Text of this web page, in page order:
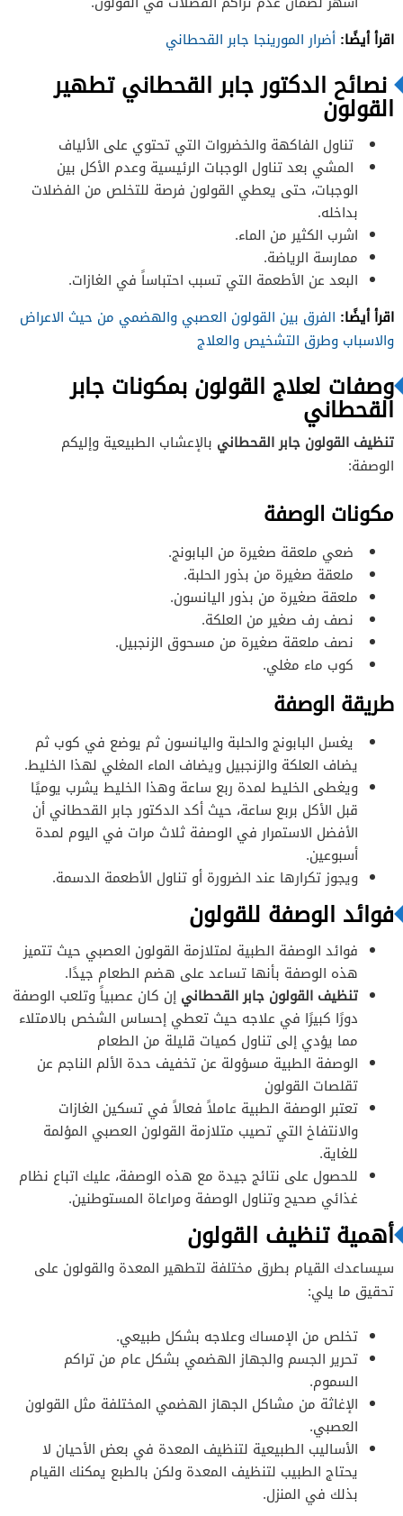
اقرأ أيضًا: أضرار المورينجا جابر القحطاني
نصائح الدكتور جابر القحطاني تطهير
القولون
تناول الفاكهة والخضروات التي تحتوي على الألياف
المشي بعد تناول الوجبات الرئيسية وعدم الأكل بين
الوجبات، حتى يعطي القولون فرصة للتخلص من الفضلات
بداخله.
اشرب الكثير من الماء.
ممارسة الرياضة.
البعد عن الأطعمة التي تسبب احتباساً في الغازات.
اقرأ أيضًا: الفرق بين القولون العصبي والهضمي من حيث الاعراض
والاسباب وطرق التشخيص والعلاج
وصفات لعلاج القولون بمكونات جابر
القحطاني
تنظيف القولون جابر القحطاني بالإعشاب الطبيعية وإليكم
الوصفة:
مكونات الوصفة
ضعي ملعقة صغيرة من البابونج.
ملعقة صغيرة من بذور الحلبة.
ملعقة صغيرة من بذور اليانسون.
نصف رف صغير من العلكة.
نصف ملعقة صغيرة من مسحوق الزنجبيل.
كوب ماء مغلي.
طريقة الوصفة
يغسل البابونج والحلبة واليانسون ثم يوضع في كوب ثم
يضاف العلكة والزنجبيل ويضاف الماء المغلي لهذا الخليط.
ويغطى الخليط لمدة ربع ساعة وهذا الخليط يشرب يوميًا
قبل الأكل بربع ساعة، حيث أكد الدكتور جابر القحطاني أن
الأفضل الاستمرار في الوصفة ثلاث مرات في اليوم لمدة
أسبوعين.
ويجوز تكرارها عند الضرورة أو تناول الأطعمة الدسمة.
فوائد الوصفة للقولون
فوائد الوصفة الطبية لمتلازمة القولون العصبي حيث تتميز
هذه الوصفة بأنها تساعد على هضم الطعام جيدًا.
تنظيف القولون جابر القحطاني إن كان عصبياً وتلعب الوصفة
دورًا كبيرًا في علاجه حيث تعطي إحساس الشخص بالامتلاء
مما يؤدي إلى تناول كميات قليلة من الطعام
الوصفة الطبية مسؤولة عن تخفيف حدة الألم الناجم عن
تقلصات القولون
تعتبر الوصفة الطبية عاملاً فعالاً في تسكين الغازات
والانتفاخ التي تصيب متلازمة القولون العصبي المؤلمة
للغاية.
للحصول على نتائج جيدة مع هذه الوصفة، عليك اتباع نظام
غذائي صحيح وتناول الوصفة ومراعاة المستوطنين.
أهمية تنظيف القولون
سيساعدك القيام بطرق مختلفة لتطهير المعدة والقولون على
تحقيق ما يلي:
تخلص من الإمساك وعلاجه بشكل طبيعي.
تحرير الجسم والجهاز الهضمي بشكل عام من تراكم
السموم.
الإغاثة من مشاكل الجهاز الهضمي المختلفة مثل القولون
العصبي.
الأساليب الطبيعية لتنظيف المعدة في بعض الأحيان لا
يحتاج الطبيب لتنظيف المعدة ولكن بالطبع يمكنك القيام
بذلك في المنزل.